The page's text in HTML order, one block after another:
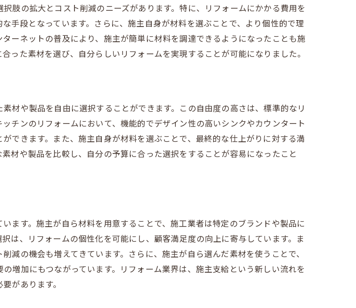
デザインの可能性
を加える工夫
ニークなスタイル
給の進め方
点とその対策
ーム計画の立て方
べき法律と規制
ントと注意点
避けるための方法
を実現するステップバイステップガイド
ッチン素材の選択肢
いキッチンのデザイン
キッチンを実現する方法
チンのカスタマイズ
肢の拡大とコスト削減のニーズがあります。特に、リフォームにかかる費用を
手段となっています。さらに、施主自身が材料を選ぶことで、より個性的で理
ーネットの普及により、施主が簡単に材料を調達できるようになったことも施
った素材を選び、自分らしいリフォームを実現することが可能になりました。
材や製品を自由に選択することができます。この自由度の高さは、標準的なリ
チンのリフォームにおいて、機能的でデザイン性の高いシンクやカウンタート
できます。また、施主自身が材料を選ぶことで、最終的な仕上がりに対する満
材や製品を比較し、自分の予算に合った選択をすることが容易になったこと
ます。施主が自ら材料を用意することで、施工業者は特定のブランドや製品に
は、リフォームの個性化を可能にし、顧客満足度の向上に寄与しています。ま
減の機会も増えてきています。さらに、施主が自ら選んだ素材を使うことで、
増加にもつながっています。リフォーム業界は、施主支給という新しい流れを
があります。